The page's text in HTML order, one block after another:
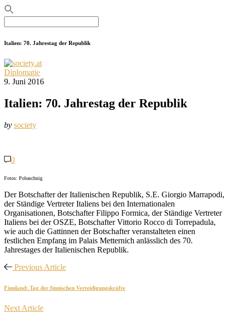
for:
Italien: 70. Jahrestag der Republik
Diplomatie
9. Juni 2016
Italien: 70. Jahrestag der Republik
by society
0
Fotos: Pobaschnig
Der Botschafter der Italienischen Republik, S.E. Giorgio Marrapodi,
der Ständige Vertreter Italiens bei den Internationalen
Organisationen, Botschafter Filippo Formica, der Ständige Vertreter
Italiens bei der OSZE, Botschafter Vittorio Rocco di Torrepadula,
wie auch die Gattinnen der Botschafter veranstalteten einen
festlichen Empfang im Palais Metternich anlässlich des 70.
Jahrestages der Italienischen Republik.
Previous Article
Finnland: Tag der finnischen Verteidigungskräfte
Next Article